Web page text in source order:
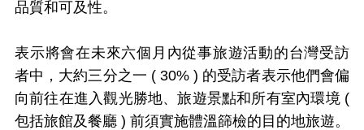
品質和可及性。
表示將會在未來六個月內從事旅遊活動的台灣受訪
者中，大約三分之一 ( 30% ) 的受訪者表示他們會偏
向前往在進入觀光勝地、旅遊景點和所有室內環境 (
包括旅館及餐廳 ) 前須實施體溫篩檢的目的地旅遊。